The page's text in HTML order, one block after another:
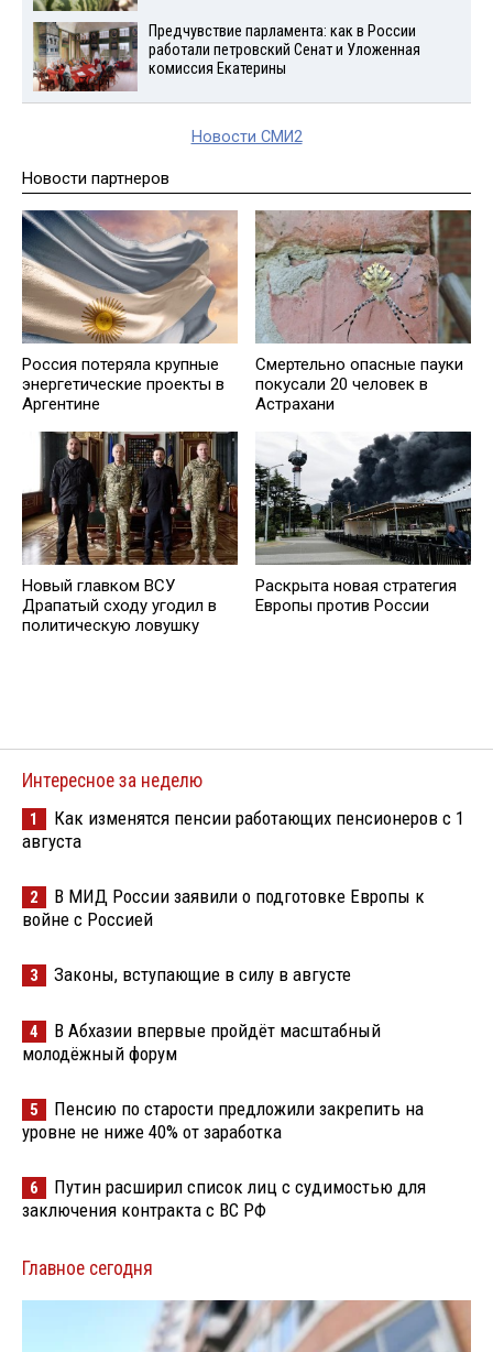
Предчувствие парламента: как в России
работали петровский Сенат и Уложенная
комиссия Екатерины
Новости СМИ2
Новости партнеров
Россия потеряла крупные
энергетические проекты в
Аргентине
Смертельно опасные пауки
покусали 20 человек в
Астрахани
Новый главком ВСУ
Драпатый сходу угодил в
политическую ловушку
Раскрыта новая стратегия
Европы против России
Интересное за неделю
1
Как изменятся пенсии работающих пенсионеров с 1
августа
2
В МИД России заявили о подготовке Европы к
войне с Россией
3 Законы, вступающие в силу в августе
4
В Абхазии впервые пройдёт масштабный
молодёжный форум
5
Пенсию по старости предложили закрепить на
уровне не ниже 40% от заработка
6
Путин расширил список лиц с судимостью для
заключения контракта с ВС РФ
Главное сегодня